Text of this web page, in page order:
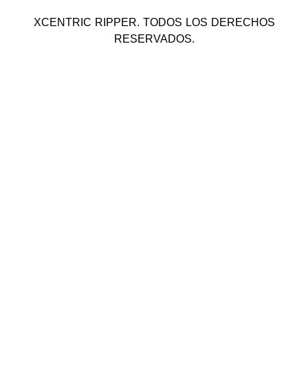
XCENTRIC RIPPER. TODOS LOS DERECHOS
RESERVADOS.